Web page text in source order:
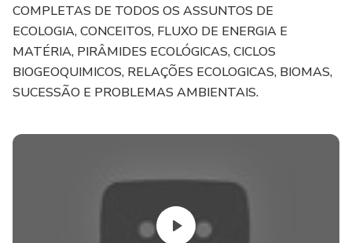
COMPLETAS DE TODOS OS ASSUNTOS DE
ECOLOGIA, CONCEITOS, FLUXO DE ENERGIA E
MATÉRIA, PIRÂMIDES ECOLÓGICAS, CICLOS
BIOGEOQUIMICOS, RELAÇÕES ECOLOGICAS, BIOMAS,
SUCESSÃO E PROBLEMAS AMBIENTAIS.